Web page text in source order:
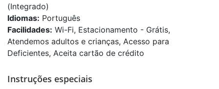
(Integrado)
Idiomas: Português
Facilidades: Wi-Fi, Estacionamento - Grátis,
Atendemos adultos e crianças, Acesso para
Deficientes, Aceita cartão de crédito
Instruções especiais